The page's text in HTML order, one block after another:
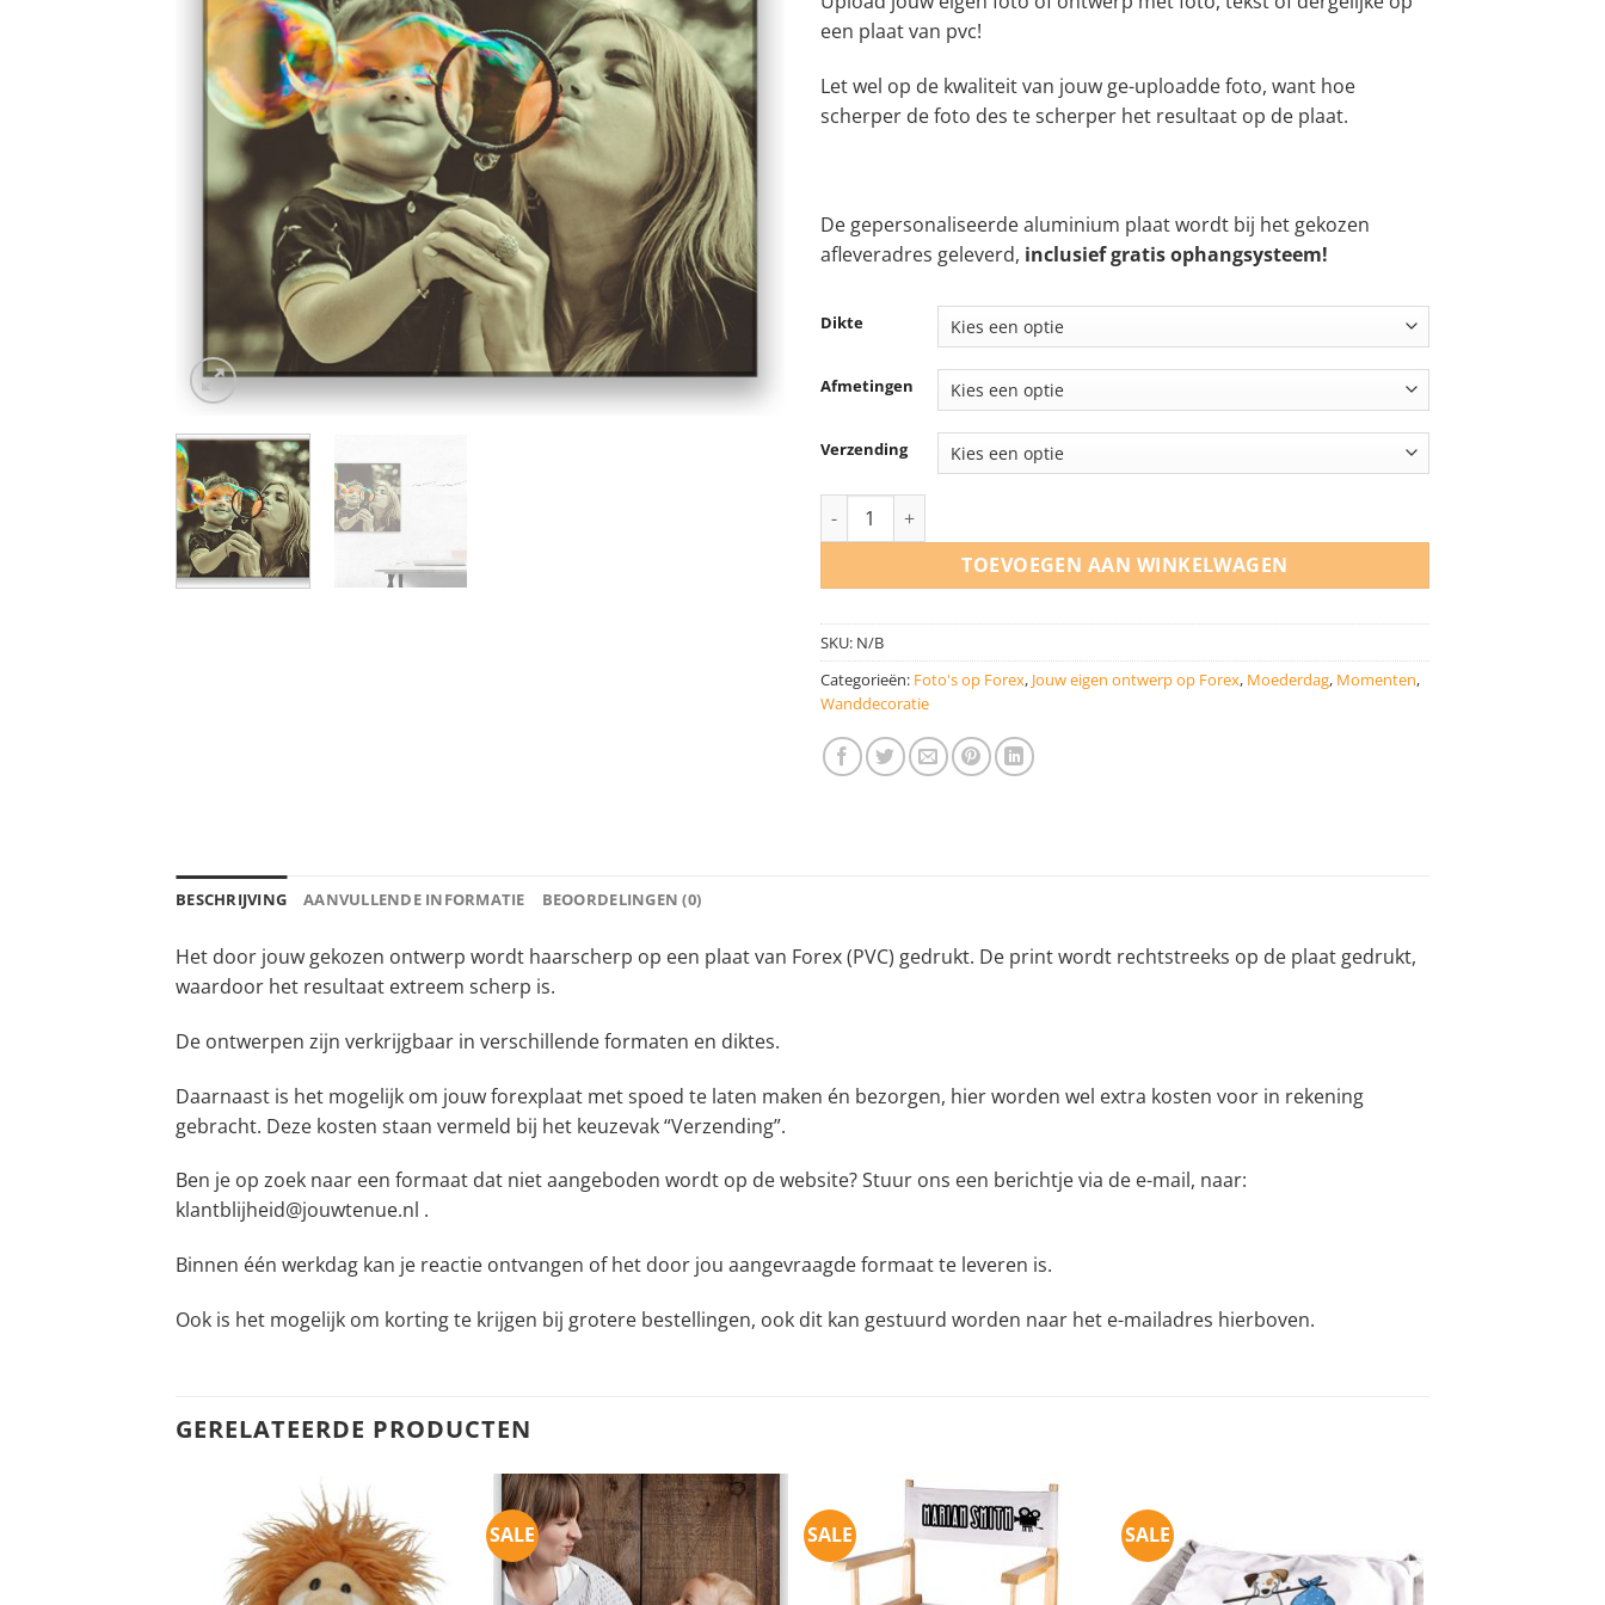
tot
een plaat van pvc!
Let wel op de kwaliteit van jouw ge-uploadde foto, want hoe
scherper de foto des te scherper het resultaat op de plaat.
De gepersonaliseerde aluminium plaat wordt bij het gekozen
afleveradres geleverd, inclusief gratis ophangsysteem!
Dikte
Afmetingen
Verzending
Jouw eigen ontwerp op Forex! Vierkant aantal
TOEVOEGEN AAN WINKELWAGEN
SKU: N/B
Categorieën: Foto's op Forex, Jouw eigen ontwerp op Forex, Moederdag, Momenten,
Wanddecoratie
BESCHRIJVING AANVULLENDE INFORMATIE BEOORDELINGEN (0)
Het door jouw gekozen ontwerp wordt haarscherp op een plaat van Forex (PVC) gedrukt. De print wordt rechtstreeks op de plaat gedrukt,
waardoor het resultaat extreem scherp is.
De ontwerpen zijn verkrijgbaar in verschillende formaten en diktes.
Daarnaast is het mogelijk om jouw forexplaat met spoed te laten maken én bezorgen, hier worden wel extra kosten voor in rekening
gebracht. Deze kosten staan vermeld bij het keuzevak “Verzending”.
Ben je op zoek naar een formaat dat niet aangeboden wordt op de website? Stuur ons een berichtje via de e-mail, naar:
klantblijheid@jouwtenue.nl .
Binnen één werkdag kan je reactie ontvangen of het door jou aangevraagde formaat te leveren is.
Ook is het mogelijk om korting te krijgen bij grotere bestellingen, ook dit kan gestuurd worden naar het e-mailadres hierboven.
GERELATEERDE PRODUCTEN
SALE SALE SALE